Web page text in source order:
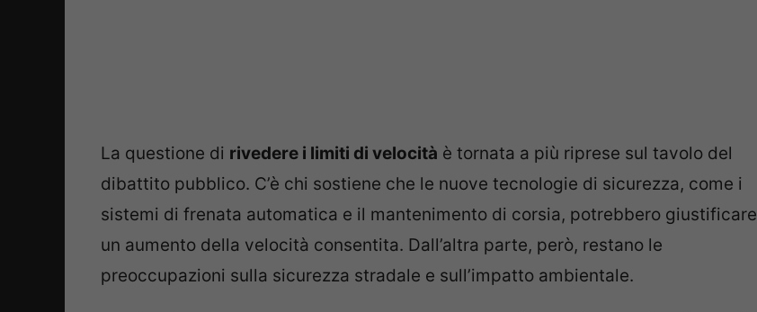
La questione di rivedere i limiti di velocità è tornata a più riprese sul tavolo del
dibattito pubblico. C’è chi sostiene che le nuove tecnologie di sicurezza, come i
sistemi di frenata automatica e il mantenimento di corsia, potrebbero giustificare
un aumento della velocità consentita. Dall’altra parte, però, restano le
preoccupazioni sulla sicurezza stradale e sull’impatto ambientale.